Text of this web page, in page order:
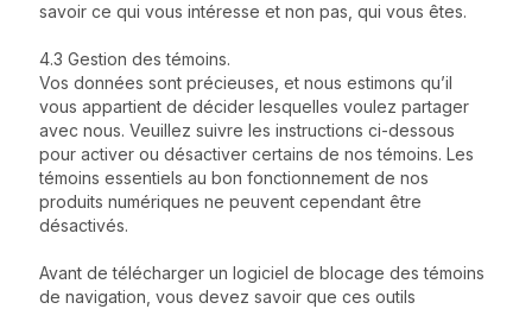
savoir ce qui vous intéresse et non pas, qui vous êtes.
4.3 Gestion des témoins.
Vos données sont précieuses, et nous estimons qu’il
vous appartient de décider lesquelles voulez partager
avec nous. Veuillez suivre les instructions ci-dessous
pour activer ou désactiver certains de nos témoins. Les
témoins essentiels au bon fonctionnement de nos
produits numériques ne peuvent cependant être
désactivés.
Avant de télécharger un logiciel de blocage des témoins
de navigation, vous devez savoir que ces outils